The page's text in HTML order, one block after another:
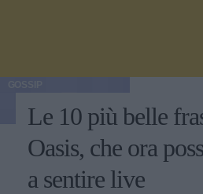
Le 10 più belle
Oasis, che ora
a sentire live